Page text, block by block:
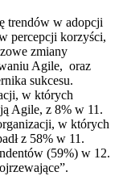
trendów w adopcji
percepcji korzyści,
zmiany
Agile, oraz
sukcesu.
w których
Agile, z 8% w 11.
w których
z 58% w 11.
(59%) w 12.